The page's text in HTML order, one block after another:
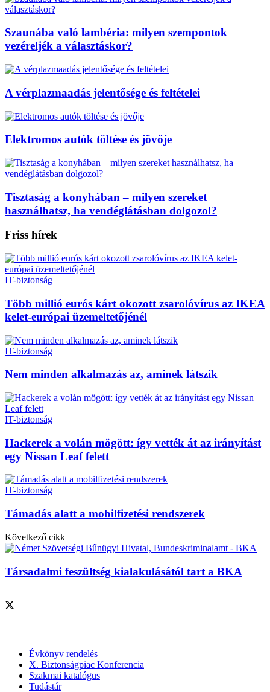
Szaunába való lambéria: milyen szempontok
vezéreljék a választáskor?
A vérplazmaadás jelentősége és feltételei
Elektromos autók töltése és jövője
Tisztaság a konyhában – milyen szereket
használhatsz, ha vendéglátásban dolgozol?
Friss hírek
IT-biztonság
Több millió eurós kárt okozott zsarolóvírus az IKEA
kelet-európai üzemeltetőjénél
IT-biztonság
Nem minden alkalmazás az, aminek látszik
IT-biztonság
Hackerek a volán mögött: így vették át az irányítást
egy Nissan Leaf felett
IT-biztonság
Támadás alatt a mobilfizetési rendszerek
Következő cikk
Társadalmi feszültség kialakulásától tart a BKA
Évkönyv rendelés
X. Biztonságpiac Konferencia
Szakmai katalógus
Tudástár